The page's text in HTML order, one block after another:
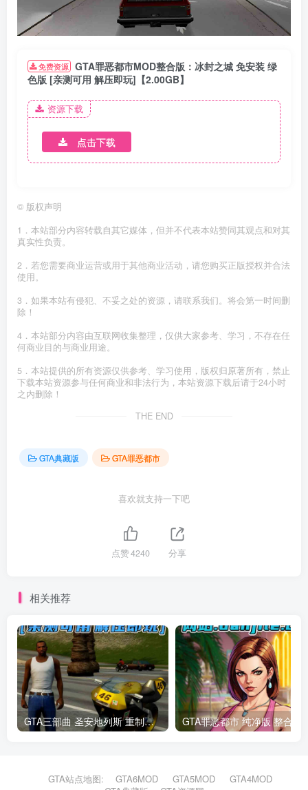
免费资源 GTA罪恶都市MOD整合版：冰封之城 免安装 绿
色版 [亲测可用 解压即玩]【2.00GB】
资源下载
点击下载
© 版权声明
1．本站部分内容转载自其它媒体，但并不代表本站赞同其观点和对其
真实性负责。
2．若您需要商业运营或用于其他商业活动，请您购买正版授权并合法
使用。
3．如果本站有侵犯、不妥之处的资源，请联系我们。将会第一时间删
除！
4．本站部分内容由互联网收集整理，仅供大家参考、学习，不存在任
何商业目的与商业用途。
5．本站提供的所有资源仅供参考、学习使用，版权归原著所有，禁止
下载本站资源参与任何商业和非法行为，本站资源下载后请于24小时
之内删除！
THE END
GTA典藏版 GTA罪恶都市
喜欢就支持一下吧
点赞4240 分享
相关推荐
GTA三部曲 圣安地列斯 重制版 简体中文 免安装 绿色版 [亲测可用 解压即玩]【18.6GB】
GTA站点地图: GTA6MOD GTA5MOD
GTA4MOD